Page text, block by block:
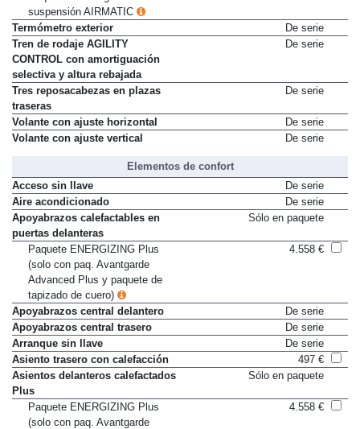
Paquete tecnológico con
suspensión AIRMATIC
Termómetro exterior
De serie
Tren de rodaje AGILITY
CONTROL con amortiguación
selectiva y altura rebajada
Tres reposacabezas en plazas
traseras
Volante con ajuste horizontal
De serie
Elementos de confort
Acceso sin llave
De serie
Aire acondicionado
De serie
Apoyabrazos calefactables en
puertas delanteras
Paquete ENERGIZING Plus
(solo con paq. Avantgarde
Advanced Plus y paquete de
tapizado de cuero)
Apoyabrazos central delantero
De serie
Apoyabrazos central trasero
De serie
Arranque sin llave
De serie
Asiento trasero con calefacción
497 €
Asientos delanteros calefactados
Plus
Paquete ENERGIZING Plus